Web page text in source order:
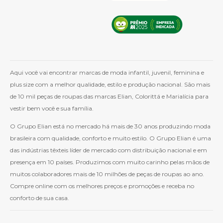
Aqui você vai encontrar marcas de moda infantil, juvenil, feminina e
plus size com a melhor qualidade, estilo e produção nacional. São mais
de 10 mil peças de roupas das marcas Elian, Colorittá e Marialícia para
vestir bem você e sua família.
O Grupo Elian está no mercado há mais de 30 anos produzindo moda
brasileira com qualidade, conforto e muito estilo. O Grupo Elian é uma
das indústrias têxteis líder de mercado com distribuição nacional e em
presença em 10 países. Produzimos com muito carinho pelas mãos de
muitos colaboradores mais de 10 milhões de peças de roupas ao ano.
Compre online com os melhores preços e promoções e receba no
conforto de sua casa.